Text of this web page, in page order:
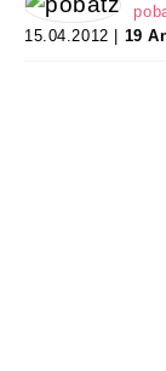
15.04.2012 | 19